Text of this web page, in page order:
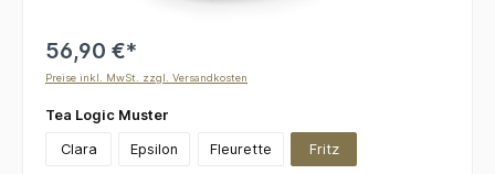
56,90 €*
Preise inkl. MwSt. zzgl. Versandkosten
Tea Logic Muster
Clara Epsilon Fleurette Fritz